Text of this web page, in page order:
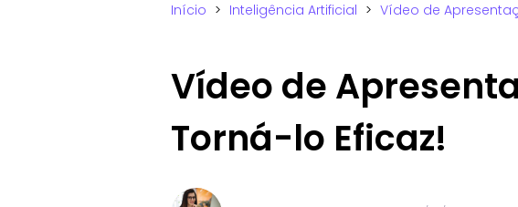
Início > Inteligência Artificial > Vídeo de
Vídeo de
Torná-lo Eficaz!